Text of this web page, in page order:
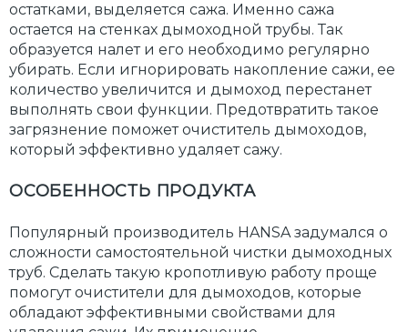
остатками, выделяется сажа. Именно сажа
остается на стенках дымоходной трубы. Так
образуется налет и его необходимо регулярно
убирать. Если игнорировать накопление сажи, ее
количество увеличится и дымоход перестанет
выполнять свои функции. Предотвратить такое
загрязнение поможет очиститель дымоходов,
который эффективно удаляет сажу.
ОСОБЕННОСТЬ ПРОДУКТА
Популярный производитель HANSA задумался о
сложности самостоятельной чистки дымоходных
труб. Сделать такую кропотливую работу проще
помогут очистители для дымоходов, которые
обладают эффективными свойствами для